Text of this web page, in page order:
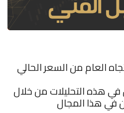
العام من السعر الحالي
هذه التحليلات من خلال
في هذا المجال